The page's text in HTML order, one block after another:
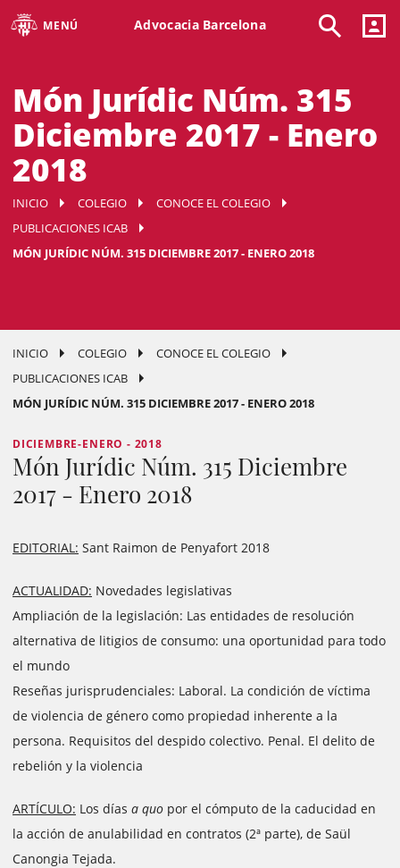
MENÚ Advocacia Barcelona
Món Jurídic Núm. 315
Diciembre 2017 - Enero
2018
INICIO COLEGIO
CONOCE EL COLEGIO
PUBLICACIONES ICAB
MÓN JURÍDIC NÚM. 315 DICIEMBRE 2017 - ENERO 2018
INICIO COLEGIO
CONOCE EL COLEGIO
PUBLICACIONES ICAB
MÓN JURÍDIC NÚM. 315 DICIEMBRE 2017 - ENERO 2018
DICIEMBRE-ENERO - 2018
Món Jurídic Núm. 315 Diciembre
2017 - Enero 2018
EDITORIAL: Sant Raimon de Penyafort 2018
ACTUALIDAD: Novedades legislativas
Ampliación de la legislación: Las entidades de resolución
alternativa de litigios de consumo: una oportunidad para todo
el mundo
Reseñas jurisprudenciales: Laboral. La condición de víctima
de violencia de género como propiedad inherente a la
persona. Requisitos del despido colectivo. Penal. El delito de
rebelión y la violencia
ARTÍCULO: Los días a quo por el cómputo de la caducidad en
la acción de anulabilidad en contratos (2ª parte), de Saül
Canongia Tejada.